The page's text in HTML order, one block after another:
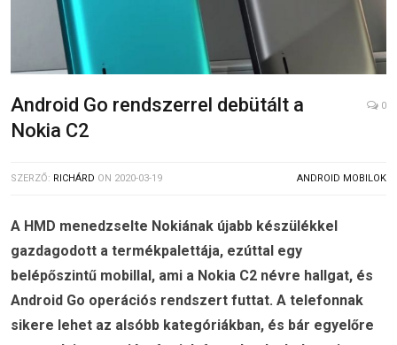
Android Go rendszerrel debütált a
Nokia C2
0
SZERZŐ: RICHÁRD ON 2020-03-19 ANDROID MOBILOK
A HMD menedzselte Nokiának újabb készülékkel
gazdagodott a termékpalettája, ezúttal egy
belépőszintű mobillal, ami a Nokia C2 névre hallgat, és
Android Go operációs rendszert futtat. A telefonnak
sikere lehet az alsóbb kategóriákban, és bár egyelőre